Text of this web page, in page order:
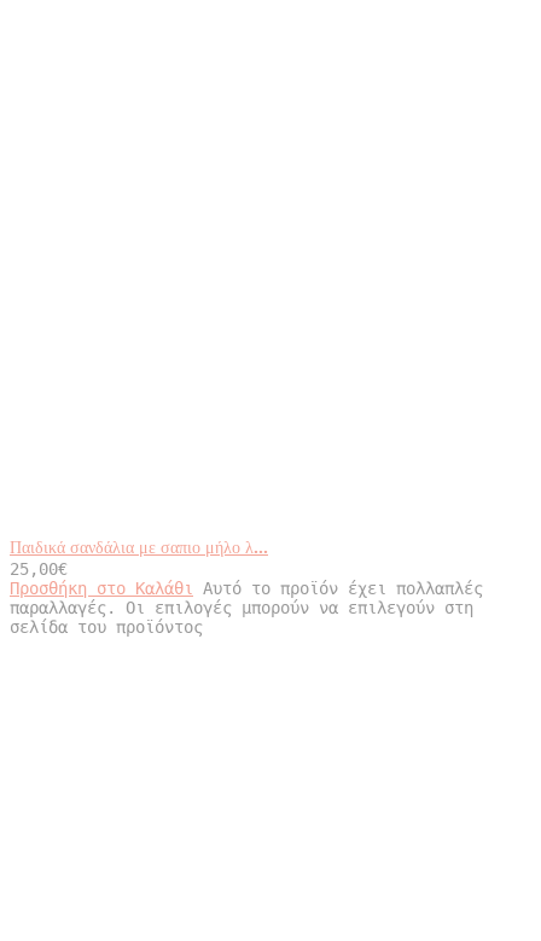
Παιδικά σανδάλια με σαπιο μήλο λ...
25,00€
Προσθήκη στο Καλάθι
Αυτό το προϊόν έχει πολλαπλές
παραλλαγές. Οι επιλογές μπορούν να επιλεγούν στη
σελίδα του προϊόντος